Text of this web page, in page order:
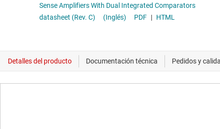
Sense Amplifiers With Dual Integrated Comparators
datasheet (Rev. C)
(Inglés) PDF | HTML